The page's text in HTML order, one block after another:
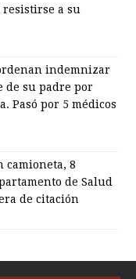
a su
indemnizar
de su padre por
Pasó por 5 médicos
camioneta, 8
de Salud
de citación